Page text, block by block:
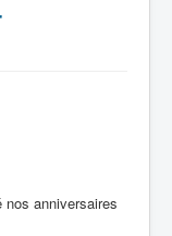
nos anniversaires